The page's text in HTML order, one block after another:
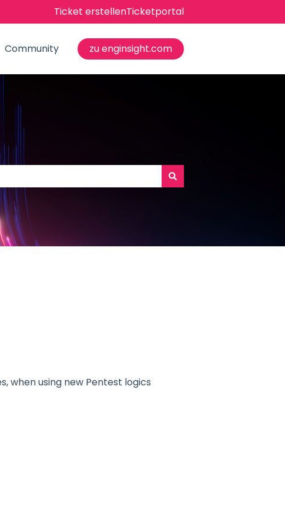
Ticket erstellenTicketportal
Community zu enginsight.com
when using new Pentest logics